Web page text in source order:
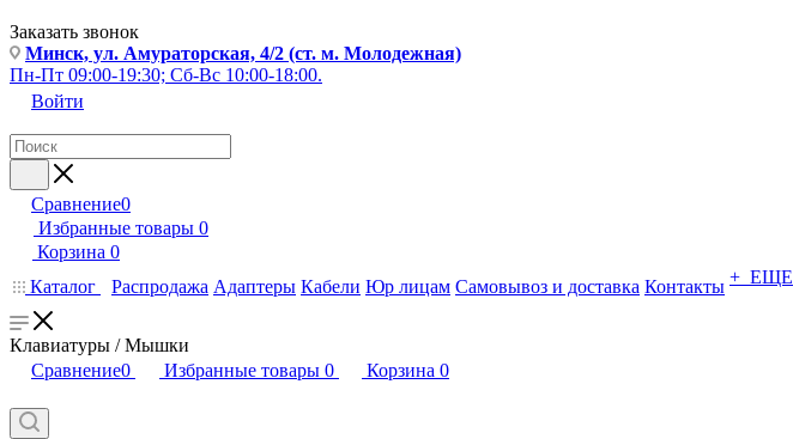
Заказать звонок
Минск, ул. Амураторская, 4/2 (ст. м. Молодежная)
Пн-Пт 09:00-19:30; Сб-Вс 10:00-18:00.
Войти
Сравнение0
Избранные товары 0
Корзина 0
Каталог
Распродажа Адаптеры Кабели Юр лицам Самовывоз и доставка Контакты + ЕЩЕ
Клавиатуры / Мышки
Сравнение0 Избранные товары 0 Корзина 0